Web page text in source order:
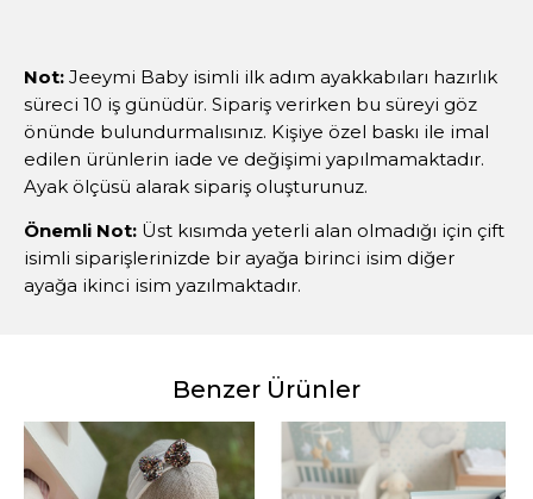
Not: Jeeymi Baby isimli ilk adım ayakkabıları hazırlık
süreci 10 iş günüdür. Sipariş verirken bu süreyi göz
önünde bulundurmalısınız. Kişiye özel baskı ile imal
edilen ürünlerin iade ve değişimi yapılmamaktadır.
Ayak ölçüsü alarak sipariş oluşturunuz.
Önemli Not: Üst kısımda yeterli alan olmadığı için çift
isimli siparişlerinizde bir ayağa birinci isim diğer
ayağa ikinci isim yazılmaktadır.
Benzer Ürünler